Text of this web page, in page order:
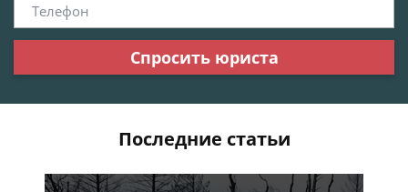
Спросить юриста
Последние статьи